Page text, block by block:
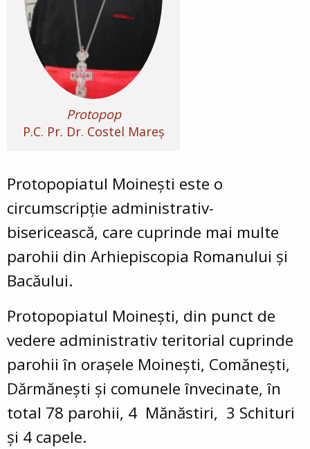
Protopop
P.C. Pr. Dr. Costel Mareş
Protopopiatul Moinești este o
circumscripţie administrativ-
bisericească, care cuprinde mai multe
parohii din Arhiepiscopia Romanului şi
Bacăului.
Protopopiatul Moinești, din punct de
vedere administrativ teritorial cuprinde
parohii în oraşele Moineşti, Comăneşti,
Dărmăneşti şi comunele învecinate, în
total 78 parohii, 4 Mănăstiri, 3 Schituri
şi 4 capele.